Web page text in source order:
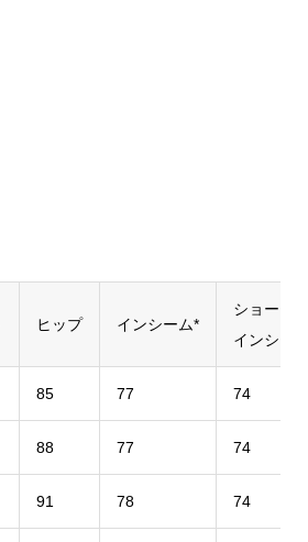
ヒップ インシーム*
ショート
インシー
85 77 74
88 77 74
91 78 74